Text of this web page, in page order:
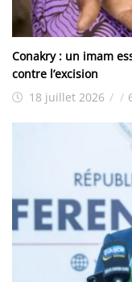
Conakry : un imam
contre l’excision
18 juillet 2026 / /